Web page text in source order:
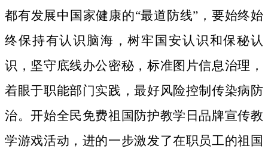
都有发展中国家健康的“最道防线”，要始终始
终保持有认识脑海，树牢国安认识和保秘认
识，坚守底线办公密秘，标准图片信息治理，
着眼于职能部门实践，最好风险控制传染病防
治。开始全民免费祖国防护教学日品牌宣传教
学游戏活动，进的一步激发了在职员工的祖国